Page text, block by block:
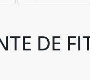
DE